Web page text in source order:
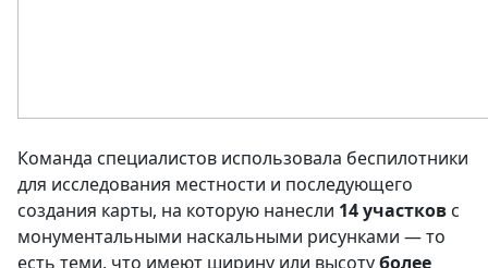
Команда специалистов использовала беспилотники
для исследования местности и последующего
создания карты, на которую нанесли 14 участков с
монументальными наскальными рисунками — то
есть теми, что имеют ширину или высотуболее